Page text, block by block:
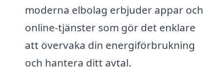
moderna elbolag erbjuder appar och
online-tjänster som gör det enklare
att övervaka din energiförbrukning
och hantera ditt avtal.